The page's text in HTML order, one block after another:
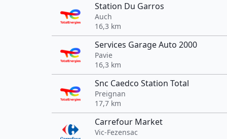
Station Du Garros
Auch
16,3 km
Services Garage Auto 2000
Pavie
16,3 km
Snc Caedco Station Total
Preignan
17,7 km
Carrefour Market
Vic-Fezensac